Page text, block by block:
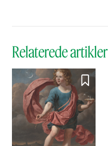
Relaterede artikler
